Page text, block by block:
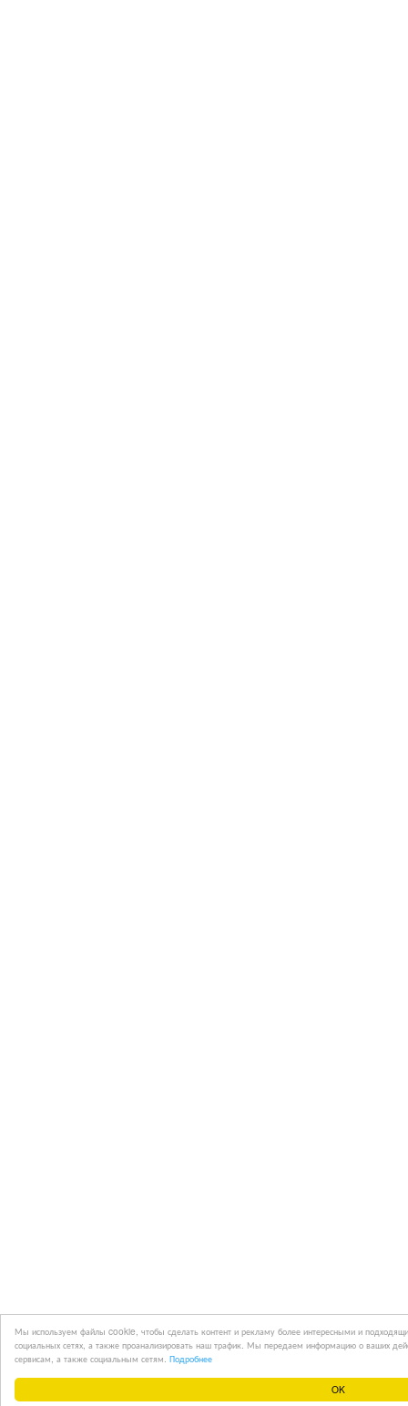
OK
Мы используем файлы cookie, чтобы сделать контент и рекламу более интересными и
социальных сетях, а также проанализировать наш трафик. Мы передаем информацию о ваших
сервисам, а также социальным сетям. Подробнее